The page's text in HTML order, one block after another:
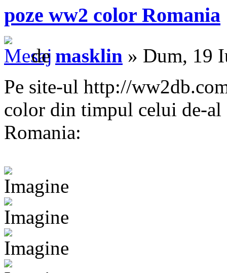
poze ww2 color Romania
de masklin » Dum, 19
Pe site-ul http://
color din timpul celui de-
Romania: